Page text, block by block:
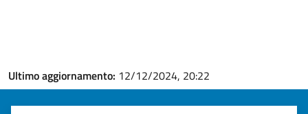
Ultimo aggiornamento: 12/12/2024, 20:22